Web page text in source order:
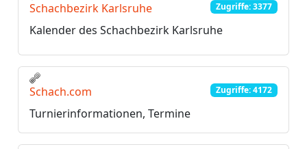
Schachbezirk Karlsruhe Zugriffe: 3377
Kalender des Schachbezirk Karlsruhe
Schach.com Zugriffe: 4172
Turnierinformationen, Termine